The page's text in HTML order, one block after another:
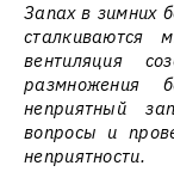
Запах в зимних
сталкиваются
вентиляция
размножения
неприятный
вопросы и
неприятности.